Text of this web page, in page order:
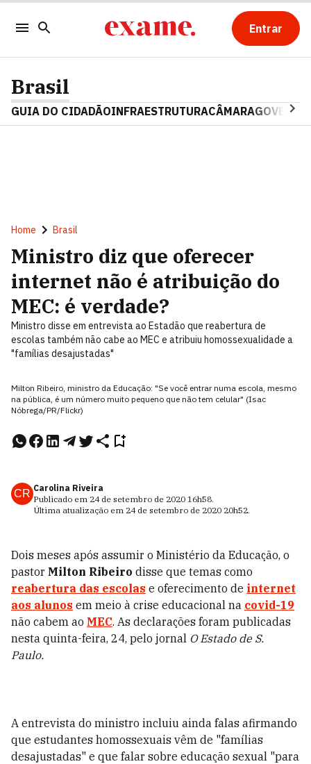
Entrar
Brasil
GUIA DO CIDADÃOINFRAESTRUTURACÂMARAGOVERNO
Home Brasil
Ministro diz que oferecer
internet não é atribuição do
MEC: é verdade?
Ministro disse em entrevista ao Estadão que reabertura de
escolas também não cabe ao MEC e atribuiu homossexualidade a
"famílias desajustadas"
Milton Ribeiro, ministro da Educação: "Se você entrar numa escola, mesmo
na pública, é um número muito pequeno que não tem celular" (Isac
Nóbrega/PR/Flickr)
CR Carolina Riveira
Publicado em 24 de setembro de 2020 16h58.
Última atualização em 24 de setembro de 2020 20h52.
Dois meses após assumir o Ministério da Educação, o
pastor Milton Ribeiro disse que temas como
reabertura das escolas e oferecimento de internet
aos alunos em meio à crise educacional na covid-19
não cabem ao MEC. As declarações foram publicadas
nesta quinta-feira, 24, pelo jornal O Estado de S.
Paulo.
A entrevista do ministro incluiu ainda falas afirmando
que estudantes homossexuais vêm de "famílias
desajustadas" e que falar sobre educação sexual "para